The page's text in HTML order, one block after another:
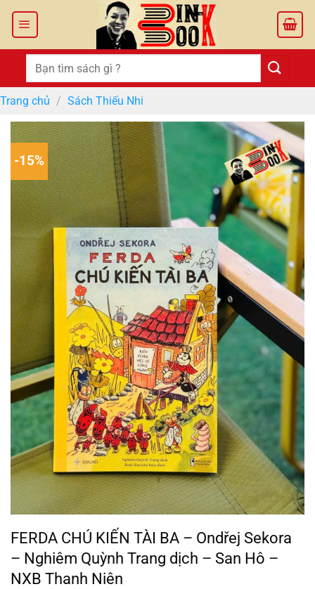
Tìm
kiếm:
Trang chủ / Sách Thiếu Nhi
-15%
FERDA CHÚ KIẾN TÀI BA – Ondřej Sekora
– Nghiêm Quỳnh Trang dịch – San Hô –
NXB Thanh Niên